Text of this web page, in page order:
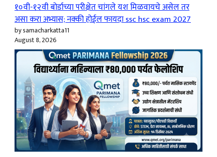
१०वी-१२वी बोर्डाच्या परीक्षेत चांगले यश मिळवायचे असेल तर
असा करा अभ्यास; नक्की होईल फायदा ssc hsc exam 2027
by samacharkatta11
August 8, 2026